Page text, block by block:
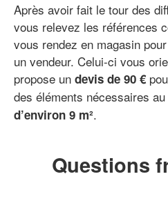
Après avoir fait le tour des
vous relevez les références
vous rendez en magasin
un vendeur. Celui-ci vous
propose un devis de 90 €
des éléments nécessaires
d’environ 9 m².
Questions